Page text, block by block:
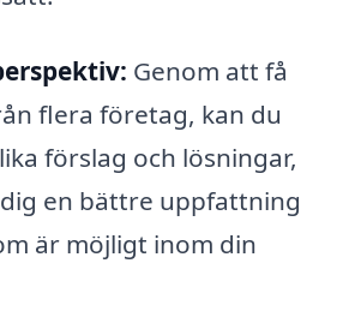
Genom att få
flera företag, kan du
förslag och lösningar,
en bättre uppfattning
är möjligt inom din